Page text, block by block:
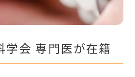
学会 専門医が在籍